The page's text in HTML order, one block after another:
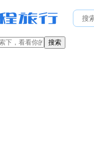
搜索